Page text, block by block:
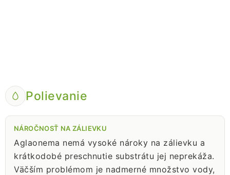
Polievanie
NÁROČNOSŤ NA ZÁLIEVKU
Aglaonema nemá vysoké nároky na zálievku a
krátkodobé preschnutie substrátu jej neprekáža.
Väčším problémom je nadmerné množstvo vody,